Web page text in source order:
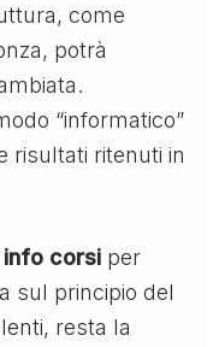
come
potrà
“informatico”
risultati ritenuti in
info corsi per
sul principio del
resta la